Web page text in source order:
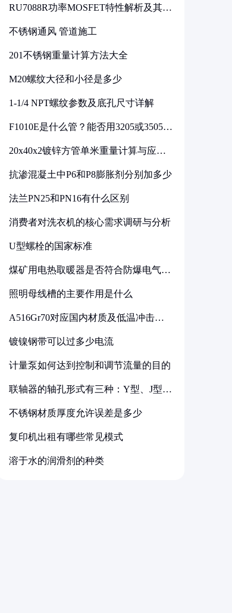
RU7088R功率MOSFET特性解析及其在
不锈钢通风 管道施工
201不锈钢重量计算方法大全
M20螺纹大径和小径是多少
1-1/4 NPT螺纹参数及底孔尺寸详解
F1010E是什么管？能否用3205或3505代
20x40x2镀锌方管单米重量计算与应用
抗渗混凝土中P6和P8膨胀剂分别加多少
法兰PN25和PN16有什么区别
消费者对洗衣机的核心需求调研与分析
U型螺栓的国家标准
煤矿用电热取暖器是否符合防爆电气设
照明母线槽的主要作用是什么
A516Gr70对应国内材质及低温冲击要
镀镍钢带可以过多少电流
计量泵如何达到控制和调节流量的目的
联轴器的轴孔形式有三种：Y型、J型、
不锈钢材质厚度允许误差是多少
复印机出租有哪些常见模式
溶于水的润滑剂的种类